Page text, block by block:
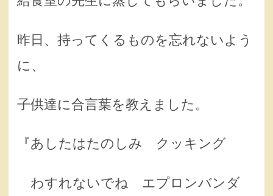
昨日、持ってくるものを忘れないよう
に、
子供達に合言葉を教えました。
『あしたはたのしみ クッキング
わすれないでね エプロンバンダ